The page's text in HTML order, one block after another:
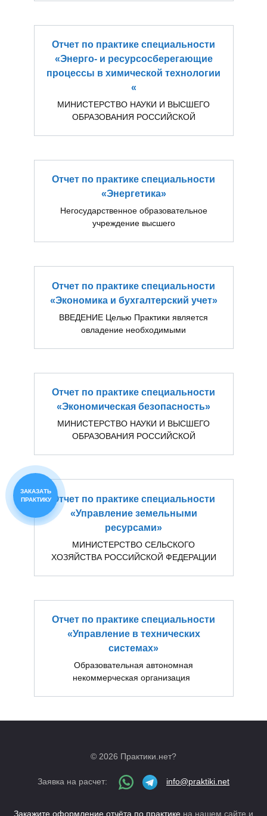
ЗАКАЗАТЬ
ПРАКТИКУ
Отчет по практике специальности
«Энерго- и ресурсосберегающие
процессы в химической технологии
«
МИНИСТЕРСТВО НАУКИ И ВЫСШЕГО
ОБРАЗОВАНИЯ РОССИЙСКОЙ
Отчет по практике специальности
«Энергетика»
Негосударственное образовательное
учреждение высшего
Отчет по практике специальности
«Экономика и бухгалтерский учет»
ВВЕДЕНИЕ Целью Практики является
овладение необходимыми
Отчет по практике специальности
«Экономическая безопасность»
МИНИСТЕРСТВО НАУКИ И ВЫСШЕГО
ОБРАЗОВАНИЯ РОССИЙСКОЙ
Отчет по практике специальности
«Управление земельными
ресурсами»
МИНИСТЕРСТВО СЕЛЬСКОГО
ХОЗЯЙСТВА РОССИЙСКОЙ ФЕДЕРАЦИИ
Отчет по практике специальности
«Управление в технических
системах»
Образовательная автономная
некоммерческая организация
© 2026 Практики.нет?
Заявка на расчет: info@praktiki.net
Закажите оформление отчёта по практике на нашем сайте и